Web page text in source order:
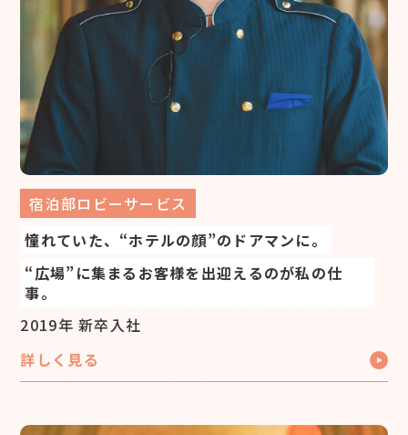
宿泊部ロビーサービス
憧れていた、“ホテルの顔”のドアマンに。
“広場”に集まるお客様を出迎えるのが私の仕
事。
2019年 新卒入社
詳しく見る